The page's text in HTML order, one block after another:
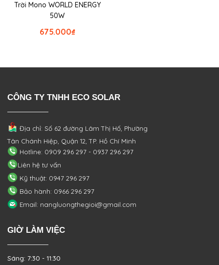
Trời Mono WORLD ENERGY
50W
₫
675.000
CÔNG TY TNHH ECO SOLAR
Địa chỉ: Số 62 đường Lâm Thị Hố, Phường
Tân Chánh Hiệp, Quận 12, TP. Hồ Chí Minh
Hotline: 0909 296 297 - 0937 296 297
Liên hệ tư vấn
Kỹ thuật: 0947 296 297
Bảo hành: 0966 296 297
Email: nangluongthegioi@gmail.com
GIỜ LÀM VIỆC
Sáng: 7:30 - 11:30